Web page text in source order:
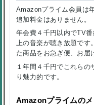
Amazonプライム会員は
追加料金はありません。
年会費４千円以内でTV
上の音楽が聴き放題です
た商品をお急ぎ便、お届
１年間４千円でこれらの
り魅力的です。
Amazonプライムのメ